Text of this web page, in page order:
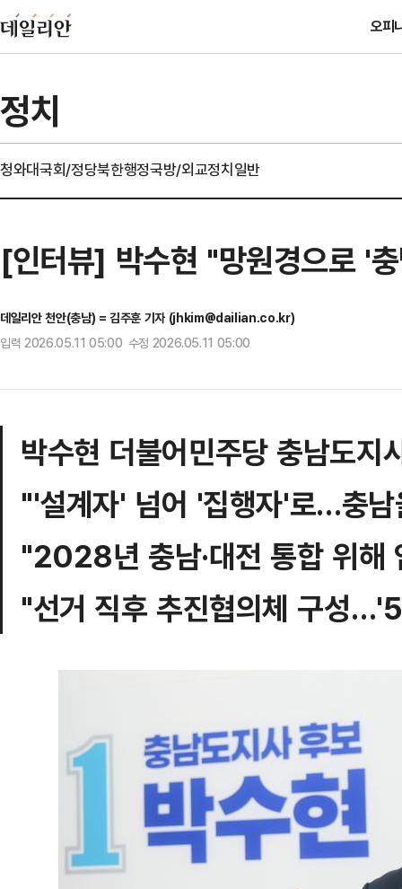
오피
정치
청와대국회/정당북한행정국방/외교정치일반
[인터뷰] 박수현 "망원경으로 '
데일리안 천안(충남) = 김주훈 기자 (jhkim@dailian.co.kr)
입력 2026.05.11 05:00 수정 2026.05.11 05:00
박수현 더불어민주당 충남도지
"'설계자' 넘어 '집행자'로…충
"2028년 충남·대전 통합 위해
"선거 직후 추진협의체 구성